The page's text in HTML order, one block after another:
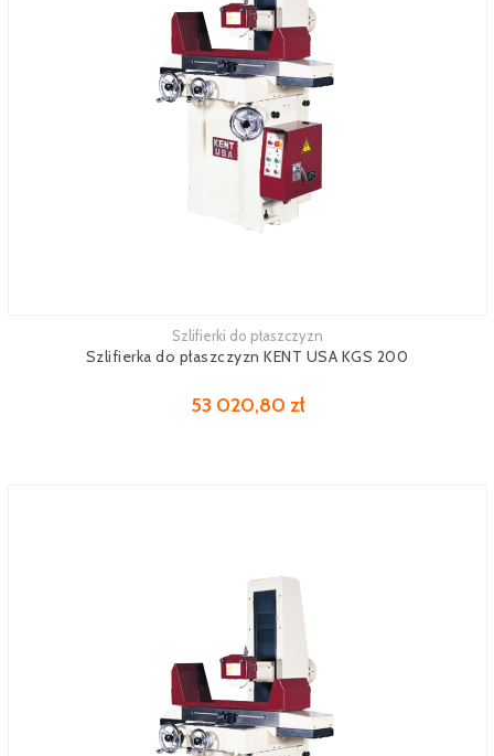
Szlifierki do płaszczyzn
Szlifierka do płaszczyzn KENT USA KGS 200
53 020,80 zł